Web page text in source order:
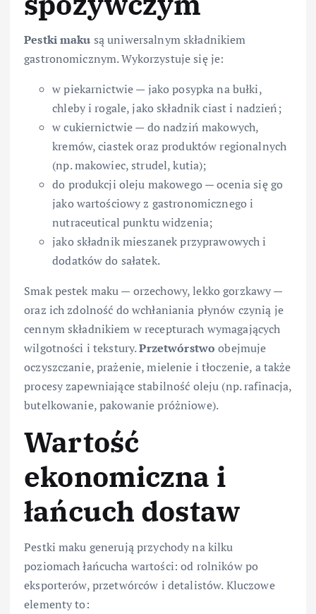
Pestki maku są uniwersalnym składnikiem
gastronomicznym. Wykorzystuje się je:
w piekarnictwie — jako posypka na bułki,
chleby i rogale, jako składnik ciast i nadzień;
w cukiernictwie — do nadziń makowych,
kremów, ciastek oraz produktów regionalnych
(np. makowiec, strudel, kutia);
do produkcji oleju makowego — ocenia się go
jako wartościowy z gastronomicznego i
nutraceutical punktu widzenia;
jako składnik mieszanek przyprawowych i
dodatków do sałatek.
Smak pestek maku — orzechowy, lekko gorzkawy —
oraz ich zdolność do wchłaniania płynów czynią je
cennym składnikiem w recepturach wymagających
wilgotności i tekstury.Przetwórstwo obejmuje
oczyszczanie, prażenie, mielenie i tłoczenie, a także
procesy zapewniające stabilność oleju (np. rafinacja,
butelkowanie, pakowanie próżniowe).
Wartość
ekonomiczna i
łańcuch dostaw
Pestki maku generują przychody na kilku
poziomach łańcucha wartości: od rolników po
eksporterów, przetwórców i detalistów. Kluczowe
elementy to: